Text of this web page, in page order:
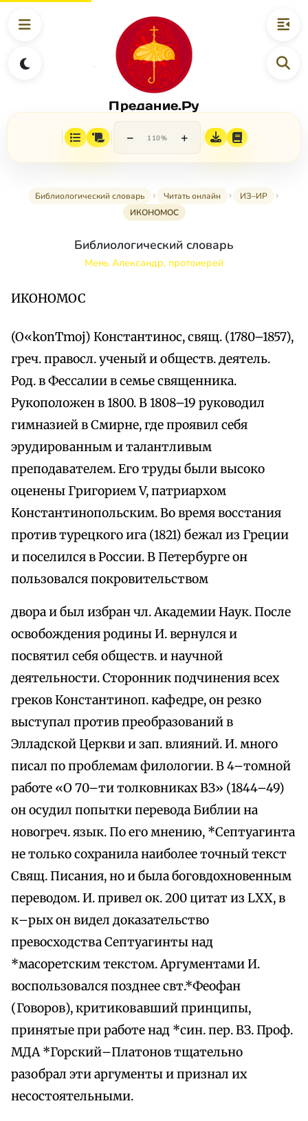
Предание.Ру
− 110% +
Библиологический словарь Читать онлайн
ИЗ–ИР
ИКОНОМОС
Библиологический словарь
Мень Александр, протоиерей
ИКОНОМОС
(O«konТmoj) Константинос, свящ. (1780–1857),
греч. правосл. ученый и обществ. деятель.
Род. в Фессалии в семье священника.
Рукоположен в 1800. B 1808–19 руководил
гимназией в Смирне, где проявил себя
эрудированным и талантливым
преподавателем. Его труды были высоко
оценены Григорием V, патриархом
Константинопольским. Во время восстания
против турецкого ига (1821) бежал из Греции
и поселился в России. В Петербурге он
пользовался покровительством
двора и был избран чл. Академии Наук. После
освобождения родины И. вернулся и
посвятил себя обществ. и научной
деятельности. Сторонник подчинения всех
греков Константиноп. кафедре, он резко
выступал против преобразований в
Элладской Церкви и зап. влияний. И. много
писал по проблемам филологии. В 4–томной
работе «О 70–ти толковниках ВЗ» (1844–49)
он осудил попытки перевода Библии на
новогреч. язык. По его мнению, *Септуагинта
не только сохранила наиболее точный текст
Свящ. Писания, но и была боговдохновенным
переводом. И. привел ок. 200 цитат из LХХ, в
к–рых он видел доказательство
превосходства Септуагинты над
*масоретским текстом. Аргументами И.
воспользовался позднее свт.*Феофан
(Говоров), критиковавший принципы,
принятые при работе над *син. пер. ВЗ. Проф.
МДА *Горский–Платонов тщательно
разобрал эти аргументы и признал их
несостоятельными.